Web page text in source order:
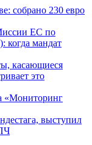
собрано 230 евро
ЕС по
когда мандат
касающиеся
это
«Мониторинг
выступил